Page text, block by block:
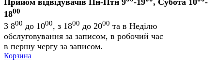
1800
З 800 до 1000, з 1800 до 2000 та в Неділю
обслуговування за записом, в робочий час
в першу чергу за записом.
Корзина